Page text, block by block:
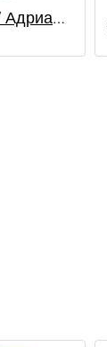
Дупондий / Адриан (117 - 138 гг.)